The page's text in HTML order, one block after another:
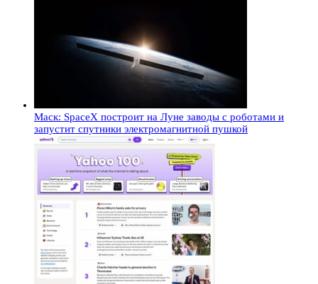
Маск: SpaceX построит на Луне заводы с роботами и
запустит спутники электромагнитной пушкой